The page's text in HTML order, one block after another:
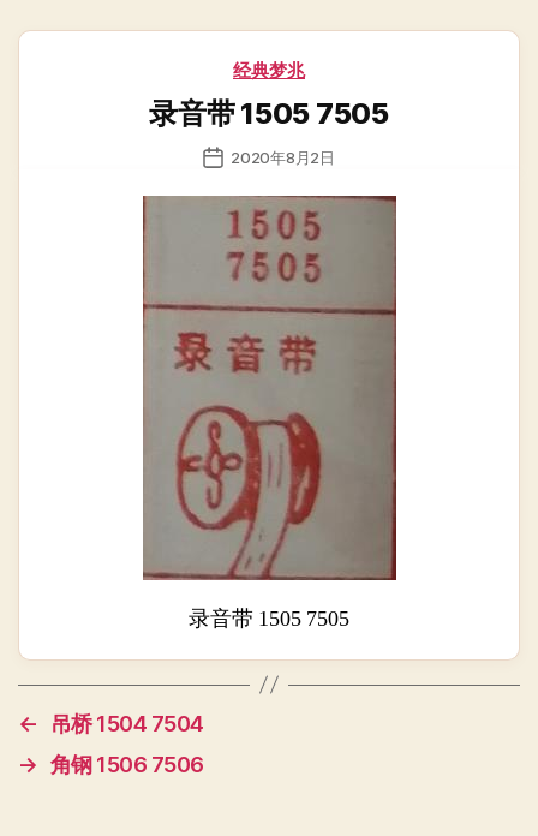
分
经典梦兆
录音带 1505 7505
发
日
2020年8月2日
录音带 1505 7505
←
吊桥 1504 7504
→ 角钢 1506 7506